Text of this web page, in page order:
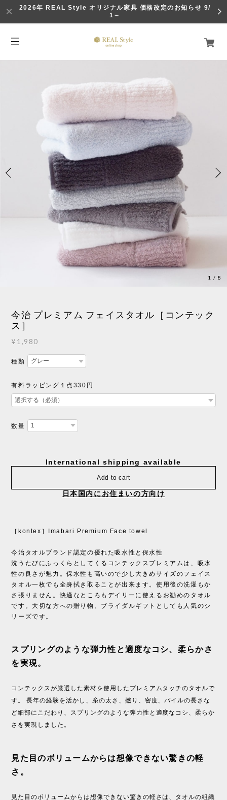
2026年 REAL Style オリジナル家具 価格改定のお知らせ 9/
1～
1 /8
今治 プレミアム フェイスタオル［コンテック
ス］
¥1,980
種類
有料ラッピング１点330円
数量
International shipping available
Add to cart
日本国内にお住まいの方向け
［kontex］Imabari Premium Face towel
今治タオルブランド認定の優れた吸水性と保水性
洗うたびにふっくらとしてくるコンテックスプレミアムは、吸水
性の良さが魅力。保水性も高いので少し大きめサイズのフェイス
タオル一枚でも全身拭き取ることが出来ます。使用後の洗濯もか
さ張りません。快適なところもデイリーに使えるお勧めのタオル
です。大切な方への贈り物、ブライダルギフトとしても人気のシ
リーズです。
スプリングのような弾力性と適度なコシ、柔らかさ
を実現。
コンテックスが厳選した素材を使用したプレミアムタッチのタオルで
す。 長年の経験を活かし、糸の太さ、撚り、密度、パイルの長さな
ど細部にこだわり、スプリングのような弾力性と適度なコシ、柔らか
さを実現しました。
見た目のボリュームからは想像できない驚きの軽
さ。
見た目のボリュームからは想像できない驚きの軽さは、タオルの組織